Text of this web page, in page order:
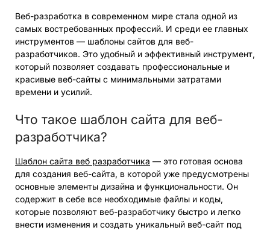
Веб-разработка в современном мире стала одной из
самых востребованных профессий. И среди ее главных
инструментов — шаблоны сайтов для веб-
разработчиков. Это удобный и эффективный инструмент,
который позволяет создавать профессиональные и
красивые веб-сайты с минимальными затратами
времени и усилий.
Что такое шаблон сайта для веб-
разработчика?
Шаблон сайта веб разработчика — это готовая основа
для создания веб-сайта, в которой уже предусмотрены
основные элементы дизайна и функциональности. Он
содержит в себе все необходимые файлы и коды,
которые позволяют веб-разработчику быстро и легко
внести изменения и создать уникальный веб-сайт под